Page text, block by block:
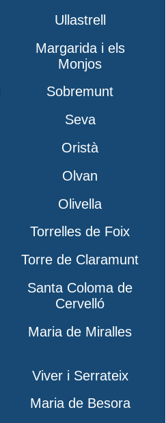
Ullastrell
Margarida i els
Monjos
Sobremunt
Seva
Oristà
Olvan
Olivella
Torrelles de Foix
Torre de Claramunt
Santa Coloma de
Cervelló
Maria de Miralles
Viver i Serrateix
Maria de Besora